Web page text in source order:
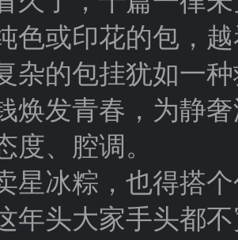
色或印花的包，
杂的包挂犹如一
焕发青春，为静
度、腔调。
星冰粽，也得搭
年头大家手头都